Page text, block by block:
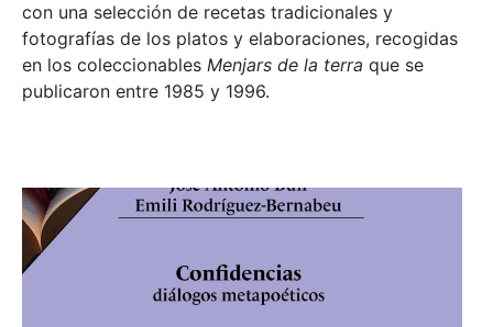
con una selección de recetas tradicionales y
fotografías de los platos y elaboraciones, recogidas
en los coleccionables Menjars de la terra que se
publicaron entre 1985 y 1996.